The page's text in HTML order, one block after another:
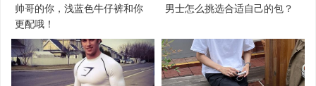
帅哥的你，浅蓝色牛仔裤和你
更配哦！
男士怎么挑选合适自己的包？